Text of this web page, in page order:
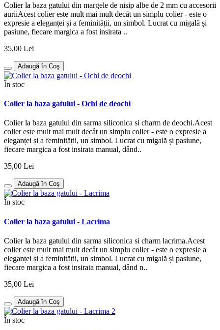
Colier la baza gatului din margele de nisip albe de 2 mm cu accesorii
auriiAcest colier este mult mai mult decât un simplu colier - este o
expresie a eleganței și a feminității, un simbol. Lucrat cu migală și
pasiune, fiecare margica a fost insirata ..
35,00 Lei
Adaugă în Coş
În stoc
Colier la baza gatului - Ochi de deochi
Colier la baza gatului din sarma siliconica si charm de deochi.Acest
colier este mult mai mult decât un simplu colier - este o expresie a
eleganței și a feminității, un simbol. Lucrat cu migală și pasiune,
fiecare margica a fost insirata manual, dând..
35,00 Lei
Adaugă în Coş
În stoc
Colier la baza gatului - Lacrima
Colier la baza gatului din sarma siliconica si charm lacrima.Acest
colier este mult mai mult decât un simplu colier - este o expresie a
eleganței și a feminității, un simbol. Lucrat cu migală și pasiune,
fiecare margica a fost insirata manual, dând n..
35,00 Lei
Adaugă în Coş
În stoc